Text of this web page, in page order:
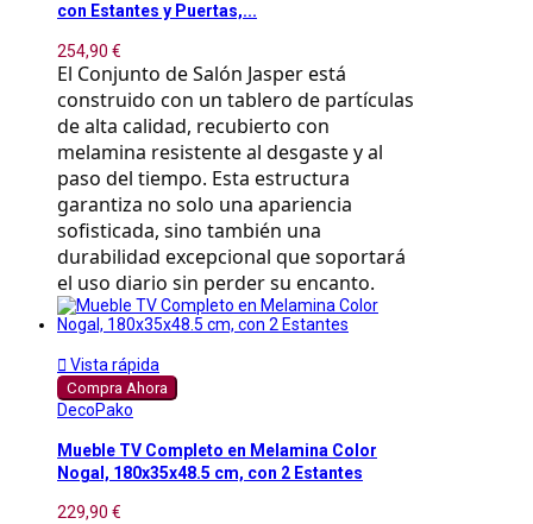
con Estantes y Puertas,...
254,90 €
El Conjunto de Salón Jasper está
construido con un tablero de partículas
de alta calidad, recubierto con
melamina resistente al desgaste y al
paso del tiempo. Esta estructura
garantiza no solo una apariencia
sofisticada, sino también una
durabilidad excepcional que soportará
el uso diario sin perder su encanto.
 Vista rápida
Compra Ahora
DecoPako
Mueble TV Completo en Melamina Color
Nogal, 180x35x48.5 cm, con 2 Estantes
229,90 €